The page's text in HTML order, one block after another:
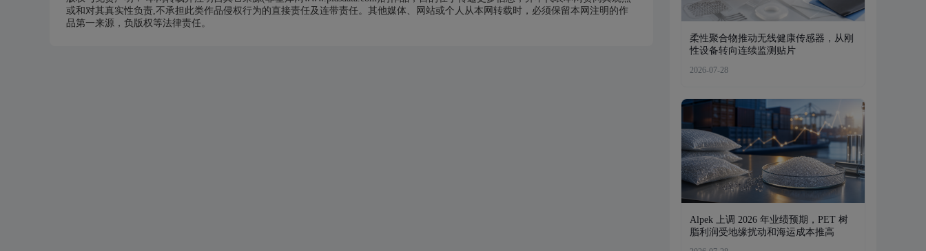
或和对其真实性负责,不承担此类作品侵权行为的直接责任及连带责任。其他媒体、网站或个人从本网转载时，必须保留本网注明的作
品第一来源，负版权等法律责任。
柔性聚合物推动无线健康传感器，从刚
性设备转向连续监测贴片
2026-07-28
Alpek 上调 2026 年业绩预期，PET 树
脂利润受地缘扰动和海运成本推高